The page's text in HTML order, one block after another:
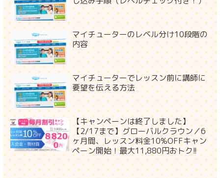
マイチューターのレベル分け10段階の
内容
マイチューターでレッスン前に講師に
要望を伝える方法
【キャンペーンは終了しました】
【2/17まで】グローバルクラウン／6
ヶ月間、レッスン料金10%OFFキャン
ペーン開始！最大11,880円おトク!!